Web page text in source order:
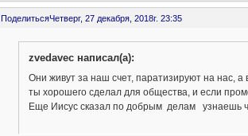
ПоделитьсяЧетверг, 27 декабря, 2018г. 23:35
zvedavec написал(а):
Они живут за наш счет, паратизируют на нас,
ты хорошего сделал для общества, и если
Еще Иисус сказал по добрым делам узнаешь